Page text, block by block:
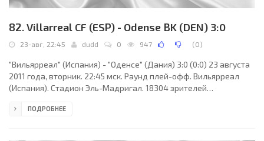
82. Villarreal CF (ESP) - Odense BK (DEN) 3:0
23-авг, 22:45 dudd 0 947 (0)
"Вильярреал" (Испания) - "Оденсе" (Дания) 3:0 (0:0) 23 августа
2011 года, вторник. 22:45 мск. Раунд плей-офф. Вильярреал
(Испания). Стадион Эль-Мадригал. 18304 зрителей
Шотландия). "Вильярреал": Диего Лопес, Хоан Ориоль, Матео
ПОДРОБНЕЕ